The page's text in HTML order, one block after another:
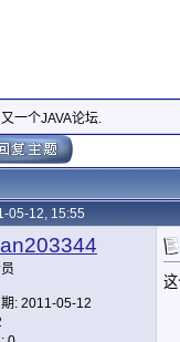
又一个JAVA论坛.
05-12, 15:55
: 2011-05-12
这